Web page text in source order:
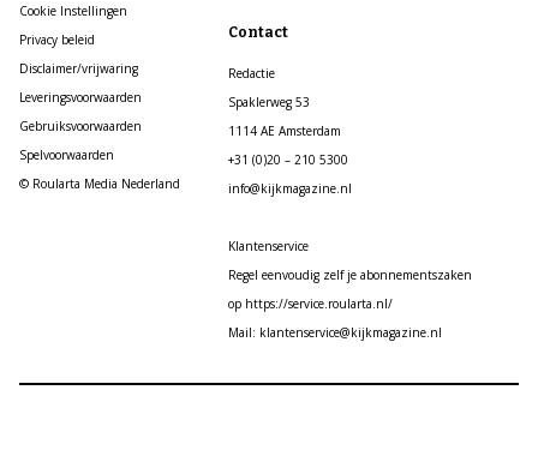
Cookie Instellingen
Privacy beleid
Disclaimer/vrijwaring
Leveringsvoorwaarden
Gebruiksvoorwaarden
Spelvoorwaarden
© Roularta Media Nederland
Contact
Redactie
Spaklerweg 53
1114 AE Amsterdam
+31 (0)20 – 210 5300
info@kijkmagazine.nl
Klantenservice
Regel eenvoudig zelf je abonnementszaken
op https://service.roularta.nl/
Mail: klantenservice@kijkmagazine.nl